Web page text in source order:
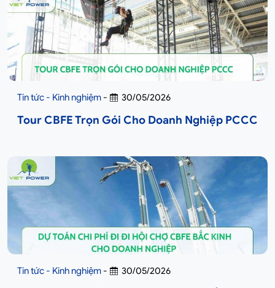
Tin tức - Kinh nghiệm - 30/05/2026
Tour CBFE Trọn Gói Cho Doanh Nghiệp PCCC
Tin tức - Kinh nghiệm - 30/05/2026